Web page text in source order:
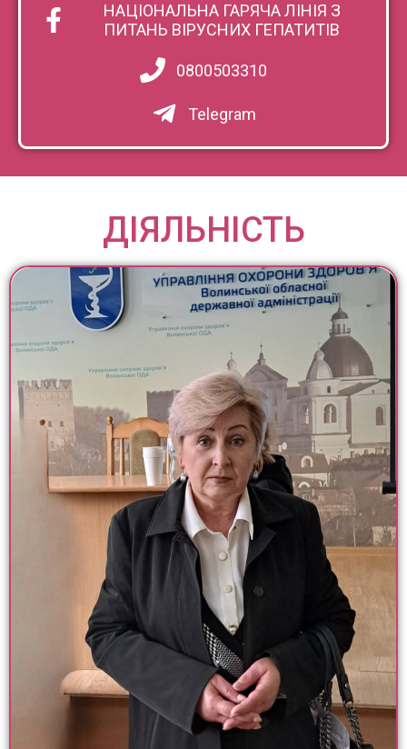
НАЦІОНАЛЬНА ГАРЯЧА ЛІНІЯ З
ПИТАНЬ ВІРУСНИХ ГЕПАТИТІВ
0800503310
Telegram
ДІЯЛЬНІСТЬ